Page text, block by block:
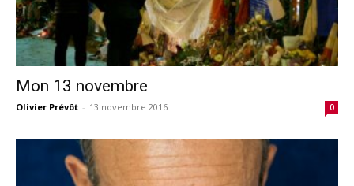
Mon 13 novembre
Olivier Prévôt - 13 novembre 2016 0